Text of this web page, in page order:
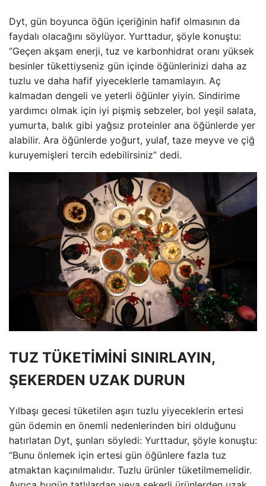
Dyt, gün boyunca öğün içeriğinin hafif olmasının da
faydalı olacağını söylüyor. Yurttadur, şöyle konuştu:
“Geçen akşam enerji, tuz ve karbonhidrat oranı yüksek
besinler tükettiyseniz gün içinde öğünlerinizi daha az
tuzlu ve daha hafif yiyeceklerle tamamlayın. Aç
kalmadan dengeli ve yeterli öğünler yiyin. Sindirime
yardımcı olmak için iyi pişmiş sebzeler, bol yeşil salata,
yumurta, balık gibi yağsız proteinler ana öğünlerde yer
alabilir. Ara öğünlerde yoğurt, yulaf, taze meyve ve çiğ
kuruyemişleri tercih edebilirsiniz” dedi.
TUZ TÜKETİMİNİ SINIRLAYIN,
ŞEKERDEN UZAK DURUN
Yılbaşı gecesi tüketilen aşırı tuzlu yiyeceklerin ertesi
gün ödemin en önemli nedenlerinden biri olduğunu
hatırlatan Dyt, şunları söyledi: Yurttadur, şöyle konuştu:
“Bunu önlemek için ertesi gün öğünlere fazla tuz
atmaktan kaçınılmalıdır. Tuzlu ürünler tüketilmemelidir.